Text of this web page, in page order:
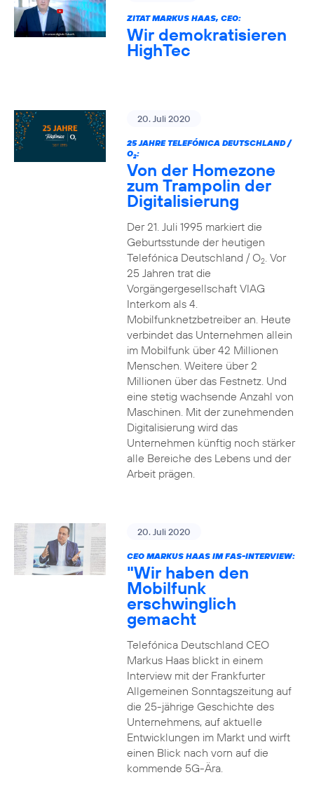
ZITAT MARKUS HAAS, CEO:
Wir demokratisieren
HighTec
20. Juli 2020
25 JAHRE TELEFÓNICA DEUTSCHLAND /
O2:
Von der Homezone
zum Trampolin der
Digitalisierung
Der 21. Juli 1995 markiert die
Geburtsstunde der heutigen
Telefónica Deutschland / O2. Vor
25 Jahren trat die
Vorgängergesellschaft VIAG
Interkom als 4.
Mobilfunknetzbetreiber an. Heute
verbindet das Unternehmen allein
im Mobilfunk über 42 Millionen
Menschen. Weitere über 2
Millionen über das Festnetz. Und
eine stetig wachsende Anzahl von
Maschinen. Mit der zunehmenden
Digitalisierung wird das
Unternehmen künftig noch stärker
alle Bereiche des Lebens und der
Arbeit prägen.
20. Juli 2020
CEO MARKUS HAAS IM FAS-INTERVIEW:
"Wir haben den
Mobilfunk
erschwinglich
gemacht
Telefónica Deutschland CEO
Markus Haas blickt in einem
Interview mit der Frankfurter
Allgemeinen Sonntagszeitung auf
die 25-jährige Geschichte des
Unternehmens, auf aktuelle
Entwicklungen im Markt und wirft
einen Blick nach vorn auf die
kommende 5G-Ära.